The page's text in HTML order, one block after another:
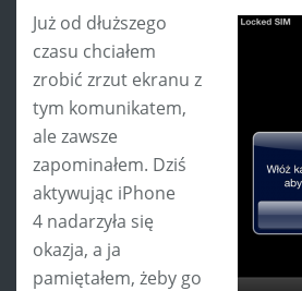
Już od dłuższego
czasu chciałem
zrobić zrzut ekranu z
tym komunikatem,
ale zawsze
zapominałem. Dziś
aktywując iPhone
4 nadarzyła się
okazja, a ja
pamiętałem, żeby go